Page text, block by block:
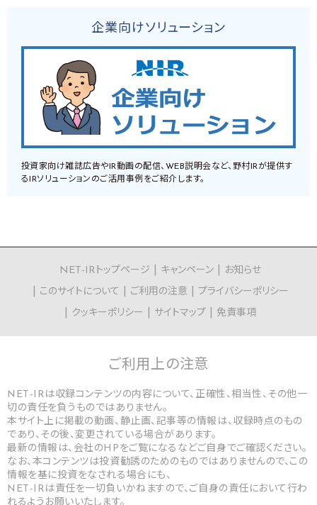
企業向けソリューション
投資家向け雑誌広告やIR動画の配信、WEB説明会など、野村IRが提供す
るIRソリューションのご活用事例をご紹介します。
NET-IRトップページ キャンペーン
お知らせ
このサイトについて
ご利用の注意
プライバシーポリシー
クッキーポリシー
サイトマップ 免責事項
ご利用上の注意
NET-IRは収録コンテンツの内容について、正確性、相当性、その他一
切の責任を負うものではありません。
本サイト上に掲載の動画、静止画、記事等の情報は、収録時点のもの
であり、その後、変更されている場合があります。
最新の情報は、会社のHPをご覧になるなどご自身でご確認ください。
なお、本コンテンツは投資勧誘のためのものではありませんので、この
情報を基に投資をなされる場合にも、
NET-IRは責任を一切負いかねますので、ご自身の責任において行わ
れるようお願いいたします。